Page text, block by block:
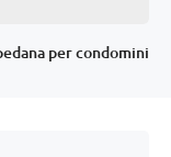
per condomini